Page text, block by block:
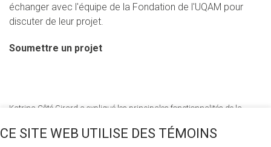
échanger avec l'équipe de la Fondation de l'UQAM pour
discuter de leur projet.
Soumettre un projet
Katrina Côté Girard a expliqué les principales fonctionnalités de la
Photo: Nathalie St-Pierre
CE SITE WEB UTILISE DES TÉMOINS